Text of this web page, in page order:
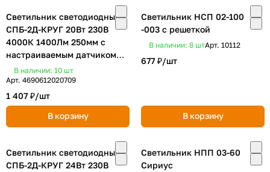
Светильник светодиодный
СПБ-2Д-КРУГ 20Вт 230В
4000К 1400Лм 250мм с
настраиваемым датчиком
белый IN HOME
В наличии: 10 шт
Арт. 4690612020709
1 407 ₽/шт
В корзину
Светильник НСП 02-100
-003 с решеткой
В наличии: 8 штАрт. 10112
677 ₽/шт
В корзину
Светильник светодиодный
СПБ-2Д-КРУГ 24Вт 230В
Светильник НПП 03-60
Сириус